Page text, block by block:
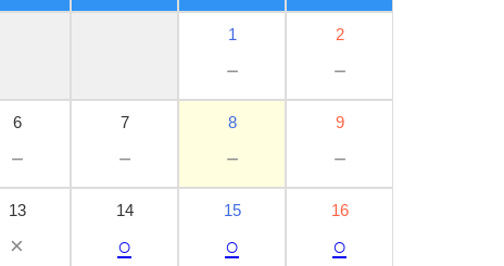
1
－
2
－
6
－
7
－
8
－
9
－
13
×
14
○
15
○
16
○